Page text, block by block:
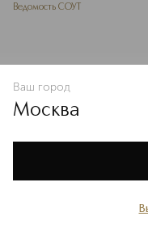
Политике
В КОРЗИНУ
Ведомость СОУТ
Ваш город
Москва